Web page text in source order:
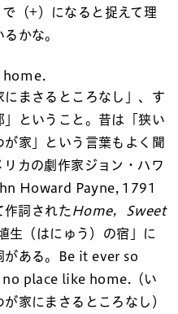
（+）になると捉えて理
かな。
にまさるところなし」、す
」ということ。昔は「狭い
が家」という言葉もよく聞
リカの劇作家ジョン・ハワ
Howard Payne, 1791
詞された Home，Sweet
生（はにゅう）の宿」に
がある。Be it ever so
no place like home.（い
家にまさるところなし）